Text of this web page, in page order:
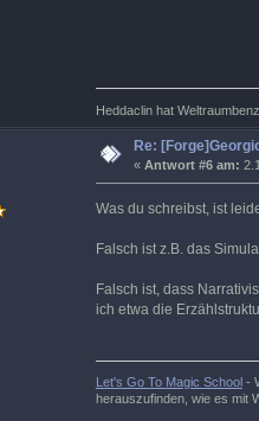
Heddaclin hat
Re:
«Antwort #6 am:
Was du schreibst, ist
Falsch ist z.B. das
Falsch ist, dass
ich etwa die
Let's Go To Magic School-
herauszufinden, wie es mit